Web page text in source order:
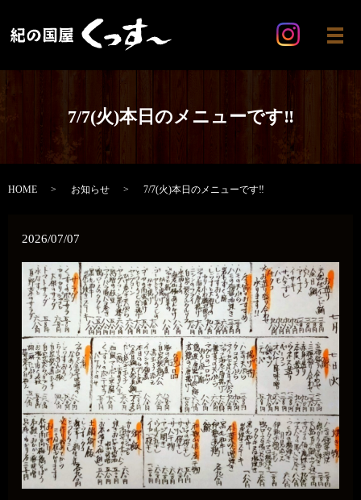
メ
7/7(火)本日のメニューです‼️
HOME お知らせ 7/7(火)本日のメニューです‼️
2026/07/07